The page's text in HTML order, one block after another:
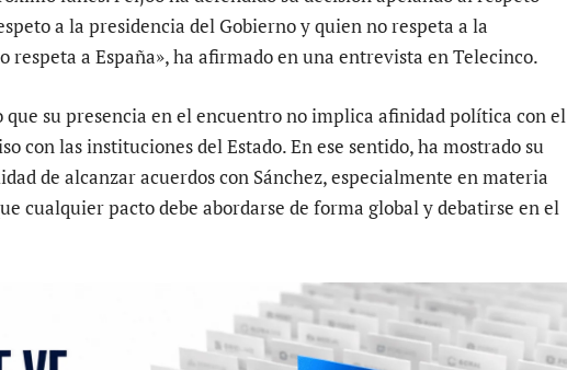
a la presidencia del Gobierno y quien no respeta a la
respeta a España», ha afirmado en una entrevista en Telecinco.
que su presencia en el encuentro no implica afinidad política con el
con las instituciones del Estado. En ese sentido, ha mostrado su
de alcanzar acuerdos con Sánchez, especialmente en materia
cualquier pacto debe abordarse de forma global y debatirse en el